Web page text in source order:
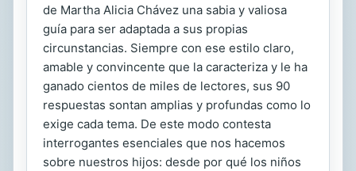
de Martha Alicia Chávez una sabia y valiosa
guía para ser adaptada a sus propias
circunstancias. Siempre con ese estilo claro,
amable y convincente que la caracteriza y le ha
ganado cientos de miles de lectores, sus 90
respuestas sontan amplias y profundas como lo
exige cada tema. De este modo contesta
interrogantes esenciales que nos hacemos
sobre nuestros hijos: desde por qué los niños